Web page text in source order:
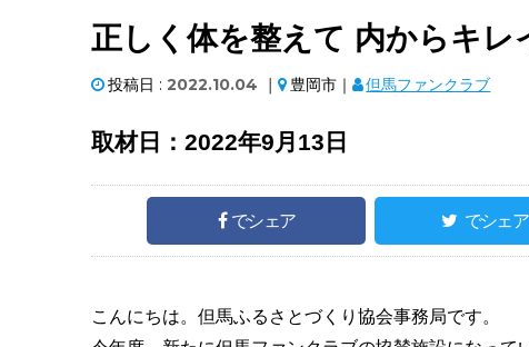
正しく体を整えて 内からキレ
投稿日 : 2022.10.04 ｜ 豊岡市｜ 但馬ファンクラブ
取材日：2022年9月13日
でシェア でシェア
こんにちは。但馬ふるさとづくり協会事務局です。